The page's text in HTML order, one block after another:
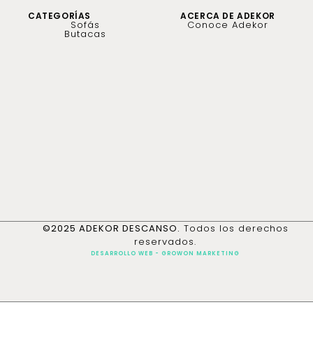
ACERCA DE ADEKOR
Conoce Adekor
CATEGORÍAS
Sofás
Butacas
©2025 ADEKOR DESCANSO. Todos los derechos
reservados.
DESARROLLO WEB - GROWON MARKETING